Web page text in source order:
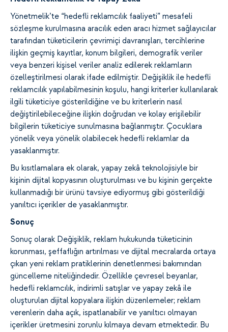
Yönetmelik’te “hedefli reklamcılık faaliyeti” mesafeli
sözleşme kurulmasına aracılık eden aracı hizmet sağlayıcılar
tarafından tüketicilerin çevrimiçi davranışları, tercihlerine
ilişkin geçmiş kayıtlar, konum bilgileri, demografik veriler
veya benzeri kişisel veriler analiz edilerek reklamların
özelleştirilmesi olarak ifade edilmiştir. Değişiklik ile hedefli
reklamcılık yapılabilmesinin koşulu, hangi kriterler kullanılarak
ilgili tüketiciye gösterildiğine ve bu kriterlerin nasıl
değiştirilebileceğine ilişkin doğrudan ve kolay erişilebilir
bilgilerin tüketiciye sunulmasına bağlanmıştır. Çocuklara
yönelik veya yönelik olabilecek hedefli reklamlar da
yasaklanmıştır.
Bu kısıtlamalara ek olarak, yapay zekâ teknolojisiyle bir
kişinin dijital kopyasının oluşturulması ve bu kişinin gerçekte
kullanmadığı bir ürünü tavsiye ediyormuş gibi gösterildiği
yanıltıcı içerikler de yasaklanmıştır.
Sonuç
Sonuç olarak Değişiklik, reklam hukukunda tüketicinin
korunması, şeffaflığın artırılması ve dijital mecralarda ortaya
çıkan yeni reklam pratiklerinin denetlenmesi bakımından
güncelleme niteliğindedir. Özellikle çevresel beyanlar,
hedefli reklamcılık, indirimli satışlar ve yapay zekâ ile
oluşturulan dijital kopyalara ilişkin düzenlemeler; reklam
verenlerin daha açık, ispatlanabilir ve yanıltıcı olmayan
içerikler üretmesini zorunlu kılmaya devam etmektedir. Bu